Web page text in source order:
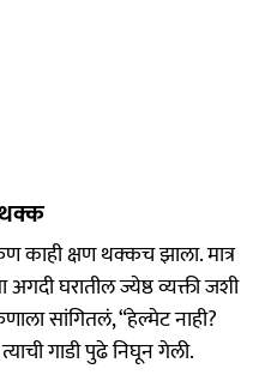
काही क्षण थक्कच झाला. मात्र
घरातील ज्येष्ठ व्यक्ती जशी
सांगितलं, “हेल्मेट नाही?
गाडी पुढे निघून गेली.